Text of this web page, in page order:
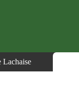
Lachaise